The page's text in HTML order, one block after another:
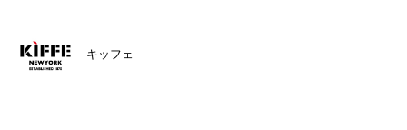
キッフェ